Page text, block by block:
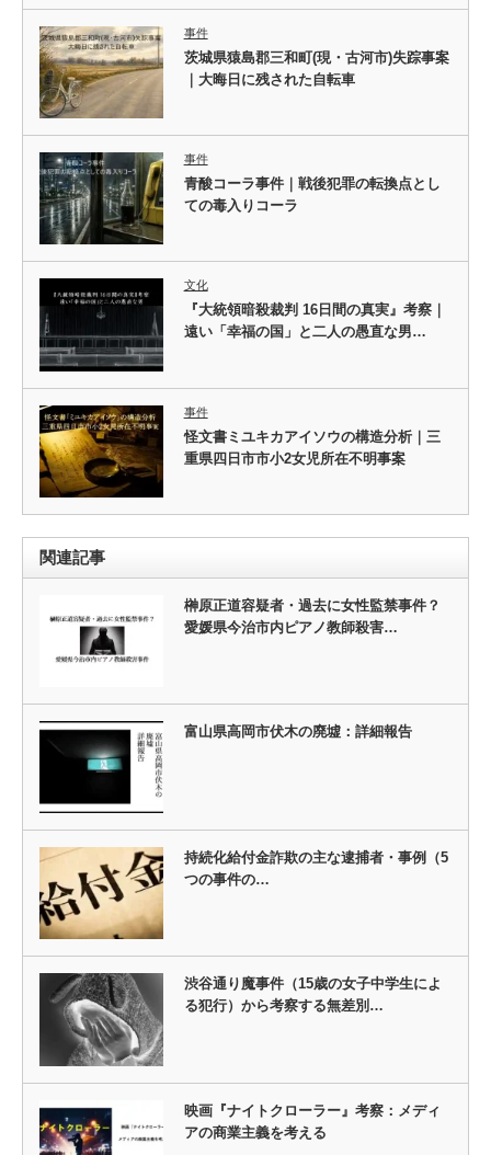
事件
茨城県猿島郡三和町(現・古河市)失踪事案
｜大晦日に残された自転車
事件
青酸コーラ事件｜戦後犯罪の転換点とし
ての毒入りコーラ
文化
『大統領暗殺裁判 16日間の真実』考察｜
遠い「幸福の国」と二人の愚直な男…
事件
怪文書ミユキカアイソウの構造分析｜三
重県四日市市小2女児所在不明事案
関連記事
榊原正道容疑者・過去に女性監禁事件？
愛媛県今治市内ピアノ教師殺害…
富山県高岡市伏木の廃墟：詳細報告
持続化給付金詐欺の主な逮捕者・事例（5
つの事件の…
渋谷通り魔事件（15歳の女子中学生によ
る犯行）から考察する無差別…
映画『ナイトクローラー』考察：メディ
アの商業主義を考える